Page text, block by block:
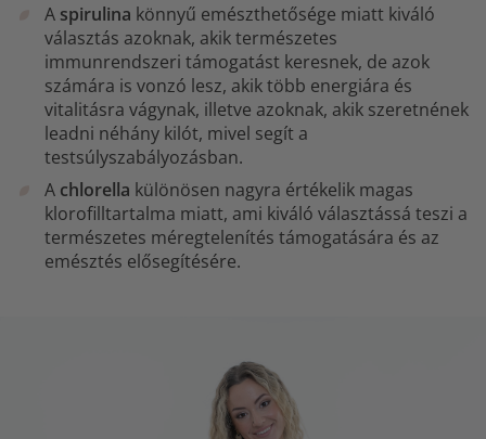
A spirulina könnyű emészthetősége miatt kiváló
választás azoknak, akik természetes
immunrendszeri támogatást keresnek, de azok
számára is vonzó lesz, akik több energiára és
vitalitásra vágynak, illetve azoknak, akik szeretnének
leadni néhány kilót, mivel segít a
testsúlyszabályozásban.
A chlorella különösen nagyra értékelik magas
klorofilltartalma miatt, ami kiváló választássá teszi a
természetes méregtelenítés támogatására és az
emésztés elősegítésére.